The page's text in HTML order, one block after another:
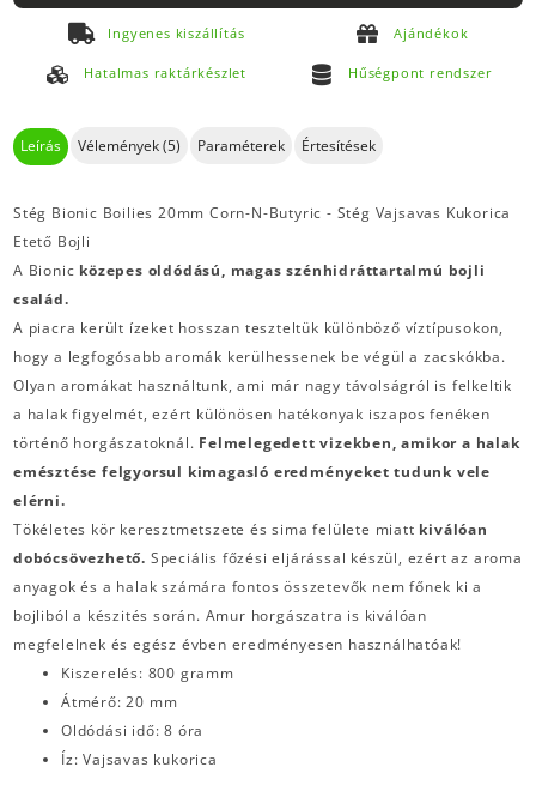
Ingyenes kiszállítás Ajándékok
Hatalmas raktárkészlet Hűségpont rendszer
Leírás Vélemények (5) Paraméterek Értesítések
Stég Bionic Boilies 20mm Corn-N-Butyric - Stég Vajsavas Kukorica
Etető Bojli
A Bionic közepes oldódású, magas szénhidráttartalmú bojli
család.
A piacra került ízeket hosszan teszteltük különböző víztípusokon,
hogy a legfogósabb aromák kerülhessenek be végül a zacskókba.
Olyan aromákat használtunk, ami már nagy távolságról is felkeltik
a halak figyelmét, ezért különösen hatékonyak iszapos fenéken
történő horgászatoknál. Felmelegedett vizekben, amikor a halak
emésztése felgyorsul kimagasló eredményeket tudunk vele
elérni.
Tökéletes kör keresztmetszete és sima felülete miatt kiválóan
dobócsövezhető. Speciális főzési eljárással készül, ezért az aroma
anyagok és a halak számára fontos összetevők nem főnek ki a
bojliból a készités során. Amur horgászatra is kiválóan
megfelelnek és egész évben eredményesen használhatóak!
Kiszerelés: 800 gramm
Átmérő: 20 mm
Oldódási idő: 8 óra
Íz: Vajsavas kukorica